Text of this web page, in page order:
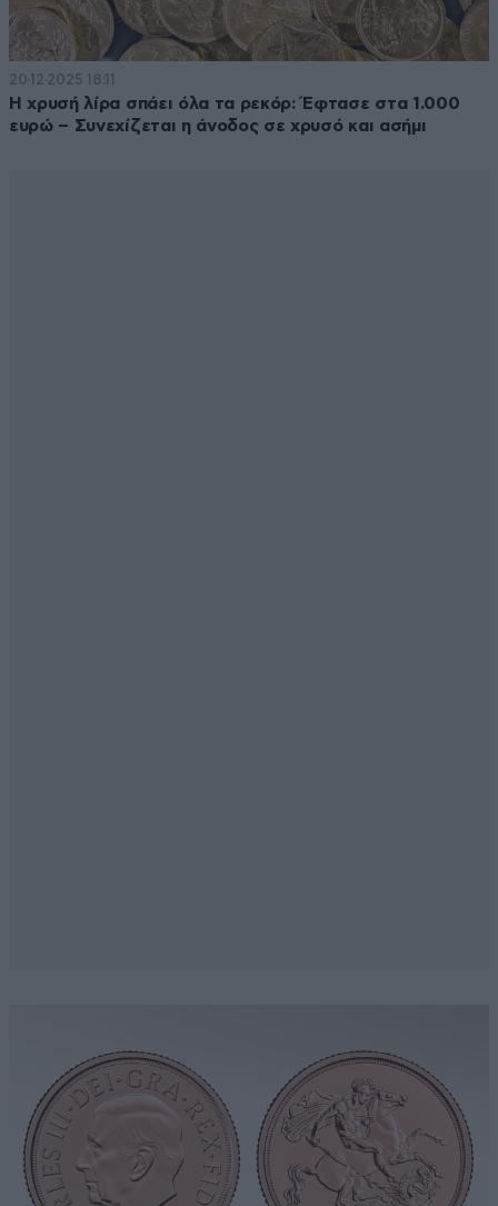
20·12·2025 18:11
Η χρυσή λίρα σπάει όλα τα ρεκόρ: Έφτασε στα 1.000
ευρώ – Συνεχίζεται η άνοδος σε χρυσό και ασήμι